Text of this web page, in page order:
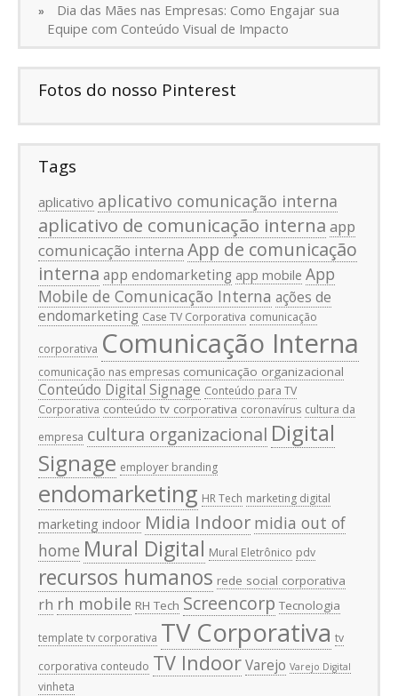
Dia das Mães nas Empresas: Como Engajar sua
Equipe com Conteúdo Visual de Impacto
Fotos do nosso Pinterest
Tags
aplicativo aplicativo comunicação interna
aplicativo de comunicação interna app
comunicação interna App de comunicação
interna app endomarketing app mobile App
Mobile de Comunicação Interna ações de
endomarketing Case TV Corporativa comunicação
corporativa Comunicação Interna
comunicação nas empresas comunicação organizacional
Conteúdo Digital Signage Conteúdo para TV
Corporativa conteúdo tv corporativa coronavírus cultura da
empresa cultura organizacional Digital
Signage employer branding
endomarketing HR Tech marketing digital
marketing indoor Midia Indoor midia out of
home Mural Digital Mural Eletrônico pdv
recursos humanos rede social corporativa
rh rh mobile RH Tech Screencorp Tecnologia
template tv corporativa TV Corporativa tv
corporativa conteudo TV IndoorVarejo Varejo Digital
vinheta